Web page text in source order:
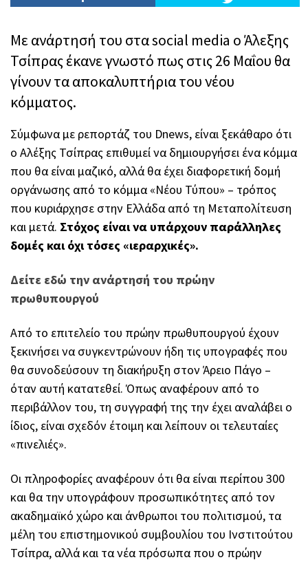
Με ανάρτησή του στα social media ο Άλεξης
Τσίπρας έκανε γνωστό πως στις 26 Μαΐου θα
γίνουν τα αποκαλυπτήρια του νέου
κόμματος.
Σύμφωνα με ρεπορτάζ του Dnews, είναι ξεκάθαρο ότι
ο Αλέξης Τσίπρας επιθυμεί να δημιουργήσει ένα κόμμα
που θα είναι μαζικό, αλλά θα έχει διαφορετική δομή
οργάνωσης από το κόμμα «Νέου Τύπου» – τρόπος
που κυριάρχησε στην Ελλάδα από τη Μεταπολίτευση
και μετά. Στόχος είναι να υπάρχουν παράλληλες
δομές και όχι τόσες «ιεραρχικές».
Δείτε εδώ την ανάρτησή του πρώην
πρωθυπουργού
Από το επιτελείο του πρώην πρωθυπουργού έχουν
ξεκινήσει να συγκεντρώνουν ήδη τις υπογραφές που
θα συνοδεύσουν τη διακήρυξη στον Άρειο Πάγο –
όταν αυτή κατατεθεί. Όπως αναφέρουν από το
περιβάλλον του, τη συγγραφή της την έχει αναλάβει ο
ίδιος, είναι σχεδόν έτοιμη και λείπουν οι τελευταίες
«πινελιές».
Οι πληροφορίες αναφέρουν ότι θα είναι περίπου 300
και θα την υπογράφουν προσωπικότητες από τον
ακαδημαϊκό χώρο και άνθρωποι του πολιτισμού, τα
μέλη του επιστημονικού συμβουλίου του Ινστιτούτου
Τσίπρα, αλλά και τα νέα πρόσωπα που ο πρώην